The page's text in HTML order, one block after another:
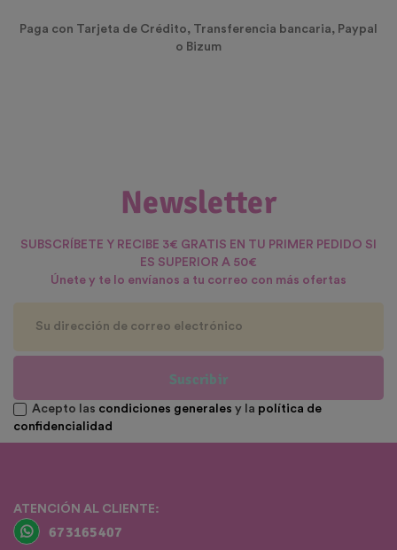
Paga con Tarjeta de Crédito, Transferencia bancaria, Paypal
o Bizum
Newsletter
SUBSCRÍBETE Y RECIBE 3€ GRATIS EN TU PRIMER PEDIDO SI
ES SUPERIOR A 50€
Únete y te lo envíanos a tu correo con más ofertas
Suscribir
Acepto las condiciones generales y la política de
confidencialidad
ATENCIÓN AL CLIENTE:
673165407